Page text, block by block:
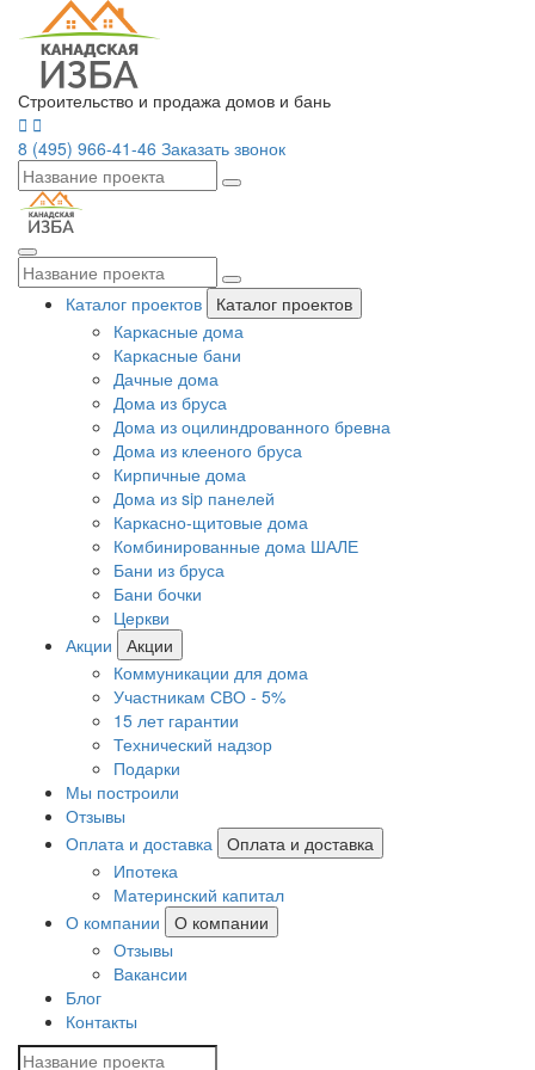
Строительство и продажа домов и бань
8 (495) 966-41-46 Заказать звонок
Каталог проектов
Каталог проектов
Каркасные дома
Каркасные бани
Дачные дома
Дома из бруса
Дома из оцилиндрованного бревна
Дома из клееного бруса
Кирпичные дома
Дома из sip панелей
Каркасно-щитовые дома
Комбинированные дома ШАЛЕ
Бани из бруса
Бани бочки
Церкви
Акции
Акции
Коммуникации для дома
Участникам СВО - 5%
15 лет гарантии
Технический надзор
Подарки
Мы построили
Отзывы
Оплата и доставка
Оплата и доставка
Ипотека
Материнский капитал
О компании
О компании
Отзывы
Вакансии
Блог
Контакты